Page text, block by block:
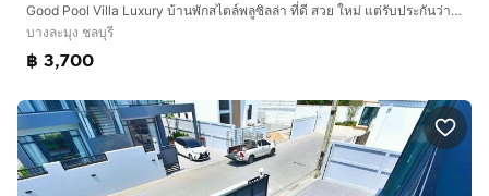
Good Pool Villa Luxury บ้านพักสไตล์พลูซิลล่า ที่ดี สวย ใหม่ แต่รับประกันว่าเต็มระบบสายบันเทิง
บางละมุง ชลบุรี
฿ 3,700